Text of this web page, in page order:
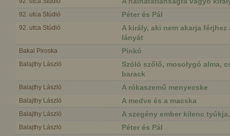
92. utca Stúdió Péter és Pál
92. utca Stúdió
A király, aki nem akarja férjhez
lányát
Bakai Piroska Pinkó
Balajthy László
Szóló szőlő, mosolygó alma,
barack
Balajthy László A rókaszemű menyecske
Balajthy László A medve és a macska
Balajthy László A szegény ember kilenc
Balajthy László Péter és Pál